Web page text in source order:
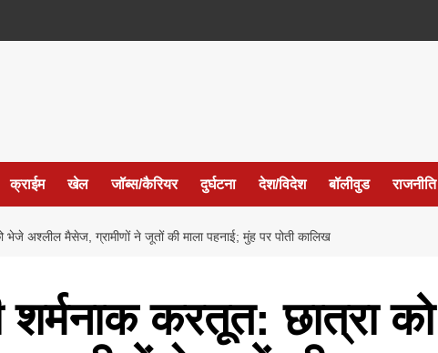
क्राईम खेल जॉब्स/कैरियर दुर्घटना देश/विदेश बॉलीवुड राजनीति
भेजे अश्लील मैसेज, ग्रामीणों ने जूतों की माला पहनाई; मुंह पर पोती कालिख
शर्मनाक करतूत: छात्रा को